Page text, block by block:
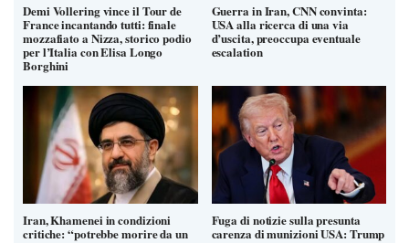
Demi Vollering vince il Tour de
France incantando tutti: finale
mozzafiato a Nizza, storico podio
per l’Italia con Elisa Longo
Borghini
Guerra in Iran, CNN convinta:
USA alla ricerca di una via
d’uscita, preoccupa eventuale
escalation
Iran, Khamenei in condizioni
critiche: “potrebbe morire da un
Fuga di notizie sulla presunta
carenza di munizioni USA: Trump